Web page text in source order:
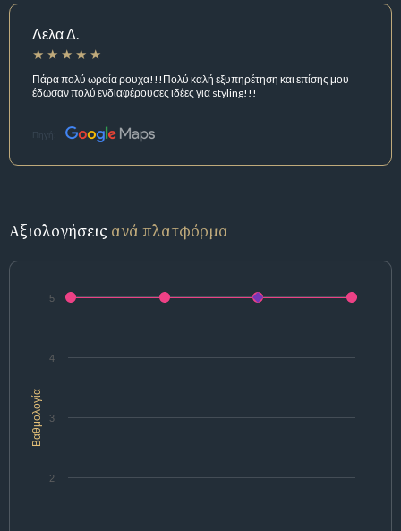
Λελα Δ.
Πάρα πολύ ωραία ρουχα!!!Πολύ καλή εξυπηρέτηση και επίσης μου
έδωσαν πολύ ενδιαφέρουσες ιδέες για styling!!!
Πηγή:
Αξιολογήσεις ανά πλατφόρμα
Βαθμολογία
2
3
4
5